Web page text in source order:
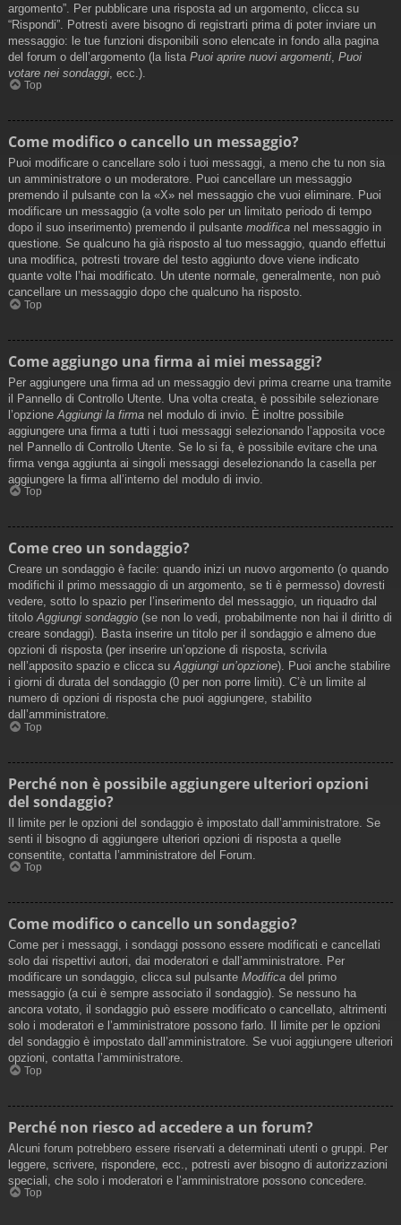
argomento”. Per pubblicare una risposta ad un argomento, clicca su
“Rispondi”. Potresti avere bisogno di registrarti prima di poter inviare un
messaggio: le tue funzioni disponibili sono elencate in fondo alla pagina
del forum o dell’argomento (la lista Puoi aprire nuovi argomenti Puoi
votare nei sondaggi , ecc.).
Top
Come modifico o cancello un messaggio?
Puoi modificare o cancellare solo i tuoi messaggi, a meno che tu non sia
un amministratore o un moderatore. Puoi cancellare un messaggio
premendo il pulsante con la «X» nel messaggio che vuoi eliminare. Puoi
modificare un messaggio (a volte solo per un limitato periodo di tempo
dopo il suo inserimento) premendo il pulsante modifica nel messaggio in
questione. Se qualcuno ha già risposto al tuo messaggio, quando effettui
una modifica, potresti trovare del testo aggiunto dove viene indicato
quante volte l’hai modificato. Un utente normale, generalmente, non può
cancellare un messaggio dopo che qualcuno ha risposto.
Top
Come aggiungo una firma ai miei messaggi?
Per aggiungere una firma ad un messaggio devi prima crearne una tramite
il Pannello di Controllo Utente. Una volta creata, è possibile selezionare
l’opzione Aggiungi la firma nel modulo di invio. È inoltre possibile
aggiungere una firma a tutti i tuoi messaggi selezionando l’apposita voce
nel Pannello di Controllo Utente. Se lo si fa, è possibile evitare che una
firma venga aggiunta ai singoli messaggi deselezionando la casella per
aggiungere la firma all’interno del modulo di invio.
Top
Come creo un sondaggio?
Creare un sondaggio è facile: quando inizi un nuovo argomento (o quando
modifichi il primo messaggio di un argomento, se ti è permesso) dovresti
vedere, sotto lo spazio per l’inserimento del messaggio, un riquadro dal
titoloAggiungi sondaggio (se non lo vedi, probabilmente non hai il diritto di
creare sondaggi). Basta inserire un titolo per il sondaggio e almeno due
opzioni di risposta (per inserire un’opzione di risposta, scrivila
nell’apposito spazio e clicca suAggiungi un’opzione). Puoi anche stabilire
i giorni di durata del sondaggio (0 per non porre limiti). C’è un limite al
numero di opzioni di risposta che puoi aggiungere, stabilito
dall’amministratore.
Top
Perché non è possibile aggiungere ulteriori opzioni
del sondaggio?
Il limite per le opzioni del sondaggio è impostato dall’amministratore. Se
senti il bisogno di aggiungere ulteriori opzioni di risposta a quelle
consentite, contatta l’amministratore del Forum.
Top
Come modifico o cancello un sondaggio?
Come per i messaggi, i sondaggi possono essere modificati e cancellati
solo dai rispettivi autori, dai moderatori e dall’amministratore. Per
modificare un sondaggio, clicca sul pulsante Modifica del primo
messaggio (a cui è sempre associato il sondaggio). Se nessuno ha
ancora votato, il sondaggio può essere modificato o cancellato, altrimenti
solo i moderatori e l’amministratore possono farlo. Il limite per le opzioni
del sondaggio è impostato dall’amministratore. Se vuoi aggiungere ulteriori
opzioni, contatta l’amministratore.
Top
Perché non riesco ad accedere a un forum?
Alcuni forum potrebbero essere riservati a determinati utenti o gruppi. Per
leggere, scrivere, rispondere, ecc., potresti aver bisogno di autorizzazioni
speciali, che solo i moderatori e l’amministratore possono concedere.
Top